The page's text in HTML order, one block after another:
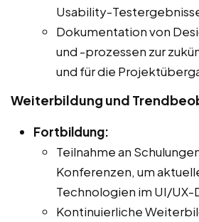
Usability-
Dokumentation von
und -prozessen zur
und für die
Weiterbildung und
Fortbildung:
Teilnahme an
Konferenzen, um
Technologien im UI/UX-
Kontinuierliche